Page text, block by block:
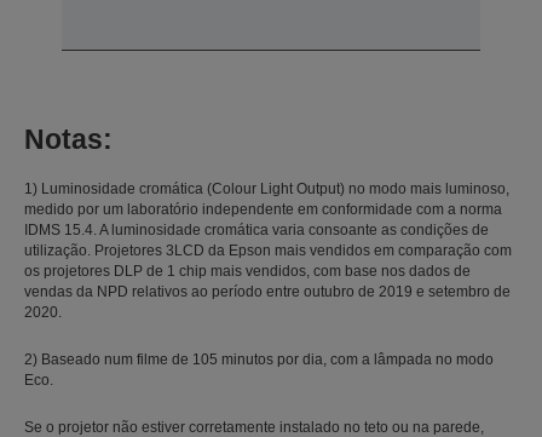
Notas:
1) Luminosidade cromática (Colour Light Output) no modo mais luminoso,
medido por um laboratório independente em conformidade com a norma
IDMS 15.4. A luminosidade cromática varia consoante as condições de
utilização. Projetores 3LCD da Epson mais vendidos em comparação com
os projetores DLP de 1 chip mais vendidos, com base nos dados de
vendas da NPD relativos ao período entre outubro de 2019 e setembro de
2020.
2) Baseado num filme de 105 minutos por dia, com a lâmpada no modo
Eco.
Se o projetor não estiver corretamente instalado no teto ou na parede,